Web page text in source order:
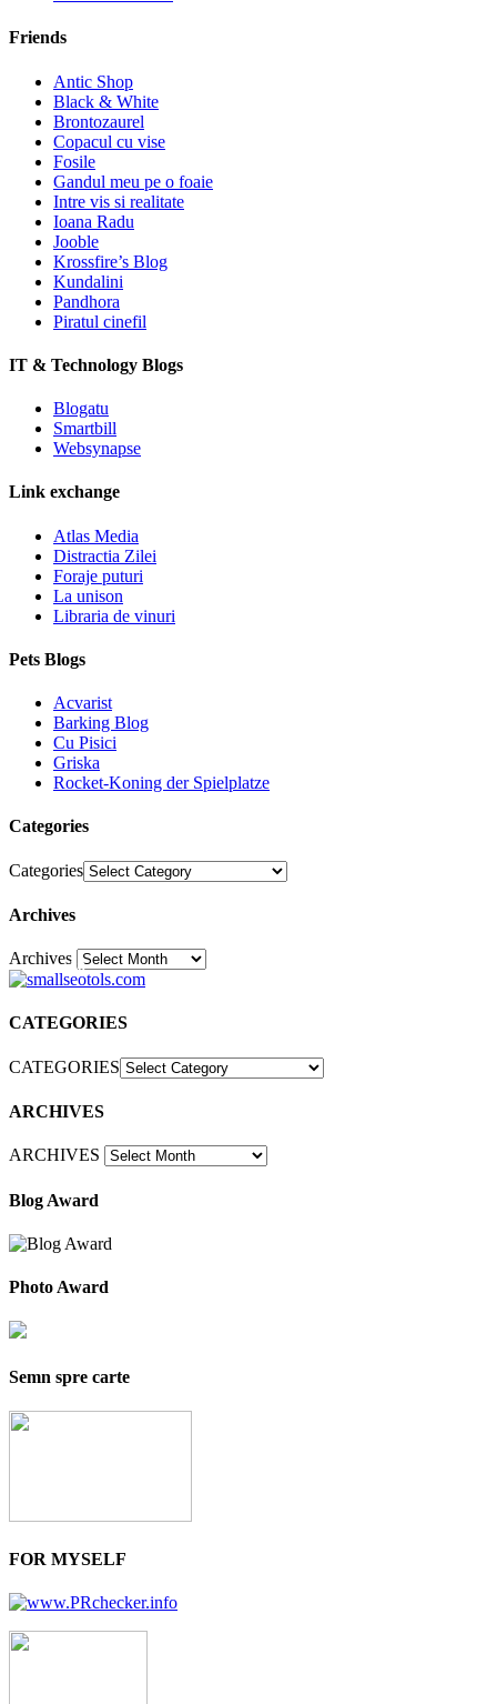
Friends
Antic Shop
Black & White
Brontozaurel
Copacul cu vise
Fosile
Gandul meu pe o foaie
Intre vis si realitate
Ioana Radu
Jooble
Krossfire’s Blog
Kundalini
Pandhora
Piratul cinefil
IT & Technology Blogs
Blogatu
Smartbill
Websynapse
Link exchange
Atlas Media
Distractia Zilei
Foraje puturi
La unison
Libraria de vinuri
Pets Blogs
Acvarist
Barking Blog
Cu Pisici
Griska
Rocket-Koning der Spielplatze
Categories
Categories
Archives
Archives30
CATEGORIES
CATEGORIES
ARCHIVES
ARCHIVES
Blog Award
Photo Award
Semn spre carte
FOR MYSELF